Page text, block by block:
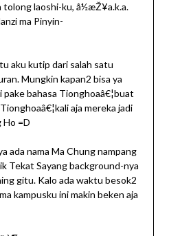
tolong laoshi-ku, å½­æŽ¥a.k.a.
ma Pinyin-
aku kutip dari salah satu
Mungkin kapan2 bisa ya
bahasa Tionghoaâ€¦buat
aja mereka jadi
Ho =D
ada nama Ma Chung nampang
Tekat Sayang background-nya
gitu. Kalo ada waktu besok2
kampusku ini makin beken aja